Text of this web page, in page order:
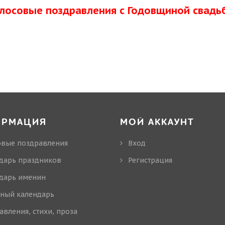
поздравления с Годовщиной
поздравления
праздников
именин
календарь
стихи, проза
МОЙ АККАУНТ
Вход
Регистрация